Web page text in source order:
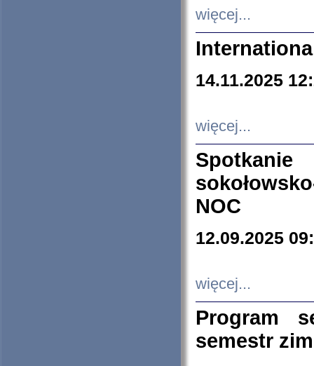
więcej...
14.11.2025
więcej...
NOC
12.09.2025
więcej...
Program
semestr